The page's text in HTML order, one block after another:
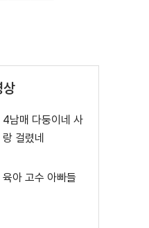
상
4남매 다둥이네 사
랑 걸렸네
육아 고수 아빠들